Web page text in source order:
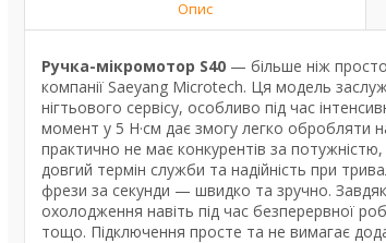
Опис
Ручка-мікромотор S40 — більше ніж
компанії Saeyang Microtech. Ця модель
нігтьового сервісу, особливо під час
момент у 5 Н·см дає змогу легко обробляти
практично не має конкурентів за
довгий термін служби та надійність при
фрези за секунди — швидко та зручно.
охолодження навіть під час безперервної
тощо. Підключення просте та не вимагає